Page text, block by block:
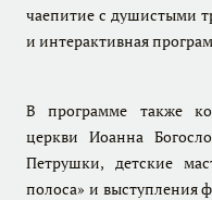
чаепитие с душистыми
и интерактивная
В программе также
церкви Иоанна
Петрушки, детские
полоса» и выступления